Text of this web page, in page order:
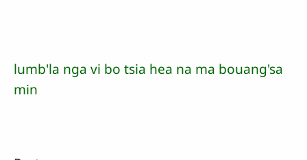
lumb'la nga vi bo tsia hea na ma bouang'sa
min